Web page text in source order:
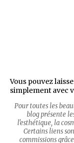
Vous pouvez
simplement avec
Pour toutes les
blog présente
l'esthétique, la
Certains liens
commissions